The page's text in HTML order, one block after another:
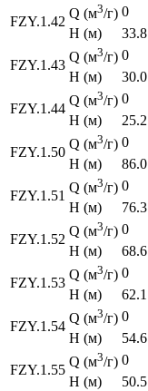
FZY.1.42
Q (м3/г) 0
H (м)
33.8
FZY.1.43
Q (м3/г) 0
H (м)
30.0
FZY.1.44
Q (м3/г) 0
H (м)
25.2
FZY.1.50
Q (м3/г) 0
H (м)
86.0
FZY.1.51
Q (м3/г) 0
H (м)
76.3
FZY.1.52
Q (м3/г) 0
H (м)
68.6
FZY.1.53
Q (м3/г) 0
H (м)
62.1
FZY.1.54
Q (м3/г) 0
H (м)
54.6
FZY.1.55
Q (м3/г) 0
H (м)
50.5